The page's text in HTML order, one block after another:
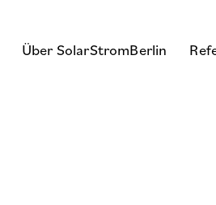
Über SolarStromBerlin